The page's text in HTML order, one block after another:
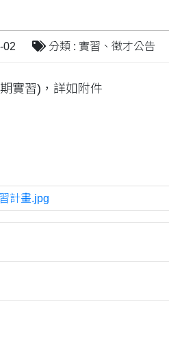
02 分類 : 實習、徵才公告
實習)，詳如附件
計畫.jpg